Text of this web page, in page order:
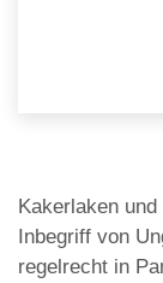
Kakerlaken
Inbegriff von
regelrecht in